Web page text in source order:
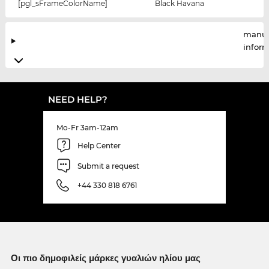
[pgl_sFrameColorName] Black Havana
NEED HELP?
Mo-Fr 3am-12am
Help Center
Submit a request
+44 330 818 6761
Οι πιο δημοφιλείς μάρκες γυαλιών ηλίου μας